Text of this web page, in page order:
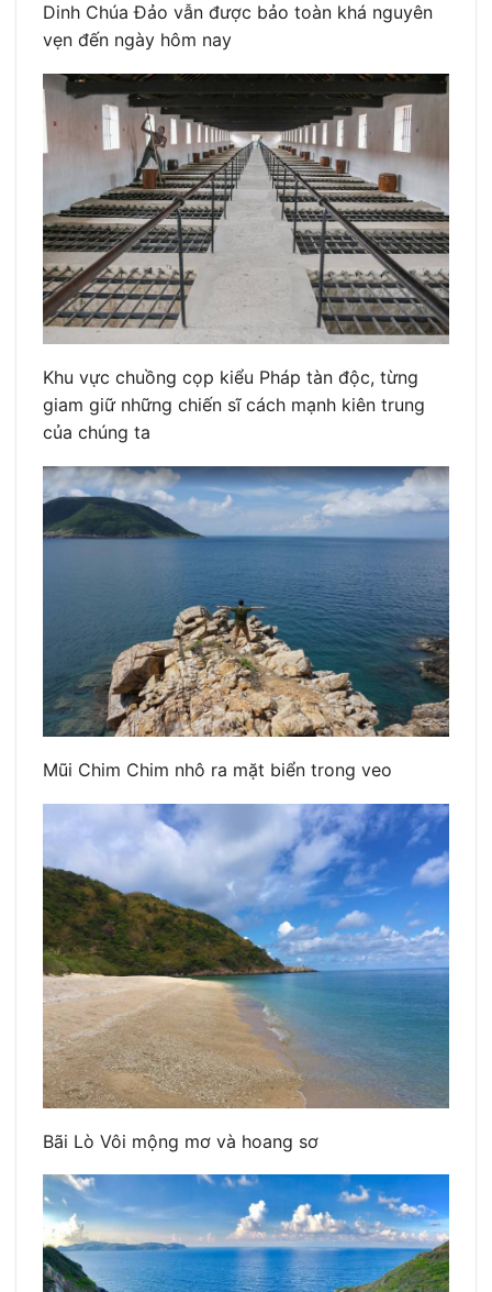
Dinh Chúa Đảo vẫn được bảo toàn khá nguyên
vẹn đến ngày hôm nay
Khu vực chuồng cọp kiểu Pháp tàn độc, từng
giam giữ những chiến sĩ cách mạnh kiên trung
của chúng ta
Mũi Chim Chim nhô ra mặt biển trong veo
Bãi Lò Vôi mộng mơ và hoang sơ